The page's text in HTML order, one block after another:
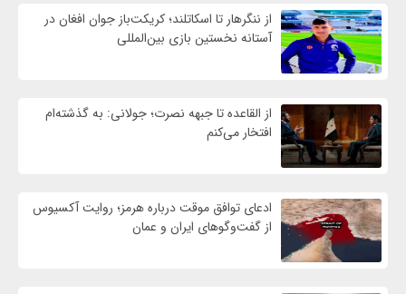
از ننگرهار تا اسکاتلند؛ کریکت‌باز جوان افغان در
آستانه نخستین بازی بین‌المللی
از القاعده تا جبهه نصرت؛ جولانی: به گذشته‌ام
افتخار می‌کنم
ادعای توافق موقت درباره هرمز؛ روایت آکسیوس
از گفت‌وگوهای ایران و عمان